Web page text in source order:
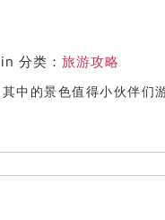
分类： 旅游攻略
中的景色值得小伙伴